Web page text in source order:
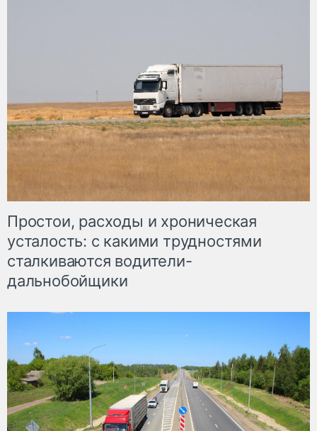
Простои, расходы и хроническая
усталость: с какими трудностями
сталкиваются водители-
дальнобойщики